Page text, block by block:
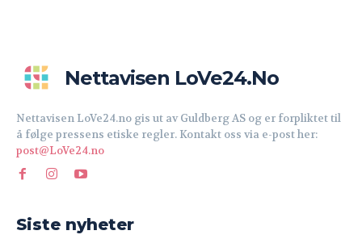
Nettavisen LoVe24.no
Nettavisen LoVe24.no gis ut av Guldberg AS og er forpliktet til
å følge pressens etiske regler. Kontakt oss via e-post her:
post@LoVe24.no
Siste nyheter